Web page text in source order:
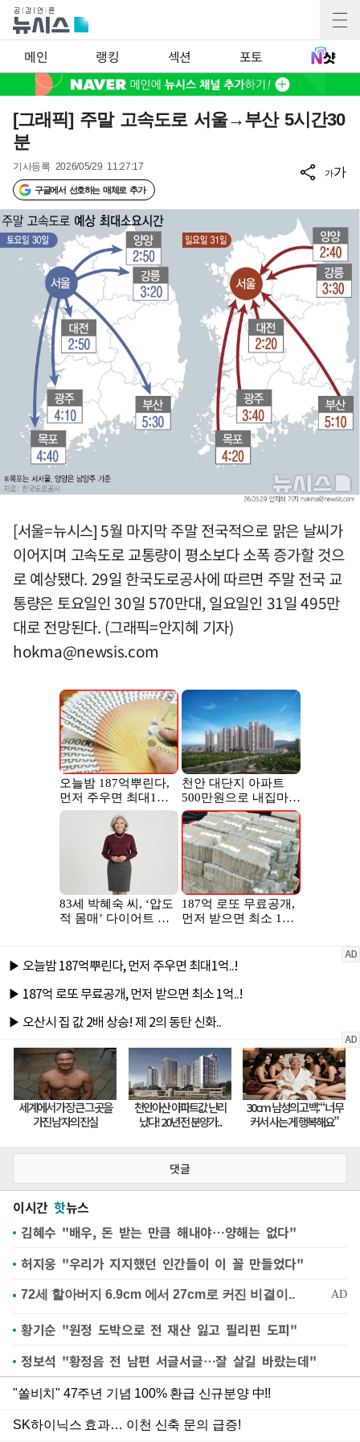
메인 랭킹 섹션 포토
[그래픽] 주말 고속도로 서울→부산 5시간30
분
기사등록 2026/05/29 11:27:17
구글에서 선호하는 매체로 추가
가가
[서울=뉴시스] 5월 마지막 주말 전국적으로 맑은 날씨가
이어지며 고속도로 교통량이 평소보다 소폭 증가할 것으
로 예상됐다. 29일 한국도로공사에 따르면 주말 전국 교
통량은 토요일인 30일 570만대, 일요일인 31일 495만
대로 전망된다. (그래픽=안지혜 기자)
hokma@newsis.com
댓글
이시간 핫뉴스
김혜수 "배우, 돈 받는 만큼 해내야…양해는 없다"
허지웅 "우리가 지지했던 인간들이 이 꼴 만들었다"
황기순 "원정 도박으로 전 재산 잃고 필리핀 도피"
정보석 "황정음 전 남편 서글서글…잘 살길 바랐는데"